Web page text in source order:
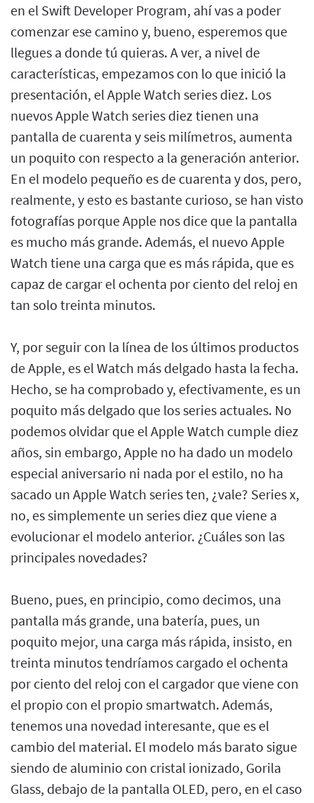
en el Swift Developer Program, ahí vas a poder
comenzar ese camino y, bueno, esperemos que
llegues a donde tú quieras. A ver, a nivel de
características, empezamos con lo que inició la
presentación, el Apple Watch series diez. Los
nuevos Apple Watch series diez tienen una
pantalla de cuarenta y seis milímetros, aumenta
un poquito con respecto a la generación anterior.
En el modelo pequeño es de cuarenta y dos, pero,
realmente, y esto es bastante curioso, se han visto
fotografías porque Apple nos dice que la pantalla
es mucho más grande. Además, el nuevo Apple
Watch tiene una carga que es más rápida, que es
capaz de cargar el ochenta por ciento del reloj en
tan solo treinta minutos.
Y, por seguir con la línea de los últimos productos
de Apple, es el Watch más delgado hasta la fecha.
Hecho, se ha comprobado y, efectivamente, es un
poquito más delgado que los series actuales. No
podemos olvidar que el Apple Watch cumple diez
años, sin embargo, Apple no ha dado un modelo
especial aniversario ni nada por el estilo, no ha
sacado un Apple Watch series ten, ¿vale? Series x,
no, es simplemente un series diez que viene a
evolucionar el modelo anterior. ¿Cuáles son las
principales novedades?
Bueno, pues, en principio, como decimos, una
pantalla más grande, una batería, pues, un
poquito mejor, una carga más rápida, insisto, en
treinta minutos tendríamos cargado el ochenta
por ciento del reloj con el cargador que viene con
el propio con el propio smartwatch. Además,
tenemos una novedad interesante, que es el
cambio del material. El modelo más barato sigue
siendo de aluminio con cristal ionizado, Gorila
Glass, debajo de la pantalla OLED, pero, en el caso